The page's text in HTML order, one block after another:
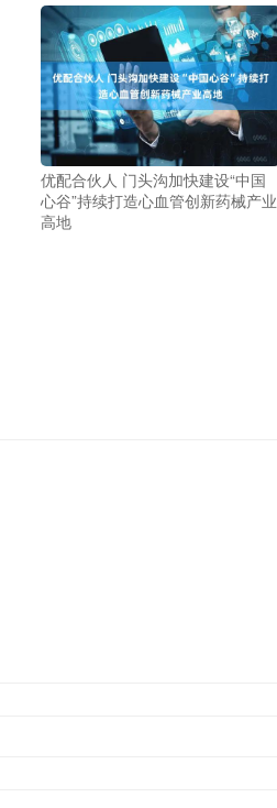
优配合伙人 门头沟加快建设“中国
心谷”持续打造心血管创新药械产业
高地